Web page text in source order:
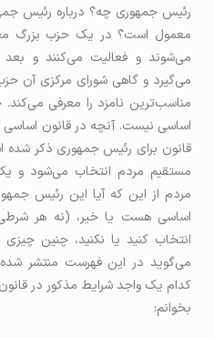
رئیس جمهوری چه؟ درباره رئیس
معمول است؟ در یک حزب بزرگ
می‌شوند و فعالیت می‌کنند و بعد
می‌گیرد و گاهی شورای مرکزی آن
مناسب‌ترین نامزد را معرفی
اساسی نیست. آنچه در قانون
قانون برای رئیس جمهوری ذکر
مستقیم مردم انتخاب می‌شود و
مردم از این که آیا این رئیس
اساسی هست یا خیر، (نه هر
انتخاب کنید یا نکنید، چنین
می‌گوید در این فهرست منتشر شده
کدام یک واجد شرایط مذکور در
بخوانم: